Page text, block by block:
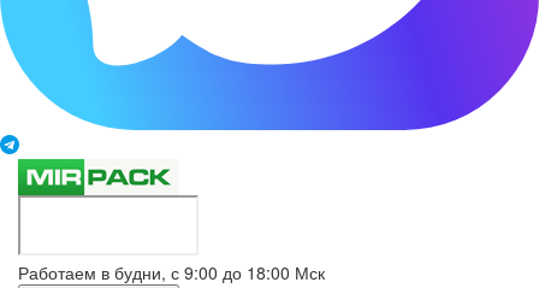
Работаем в будни, с 9:00 до 18:00 Мск